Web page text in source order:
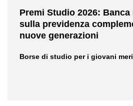
Premi Studio 2026: Banca
sulla previdenza
nuove generazioni
Borse di studio per i giovani